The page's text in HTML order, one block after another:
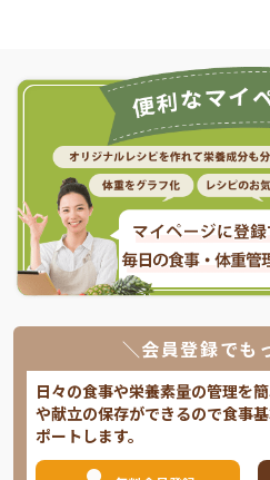
＼会員登録でも
日々の食事や栄養素量の管理を
や献立の保存ができるので食事
ポートします。